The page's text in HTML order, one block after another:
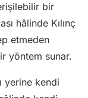
bir
hâlinde Kılınç
etmeden
yöntem sunar.
yerine kendi